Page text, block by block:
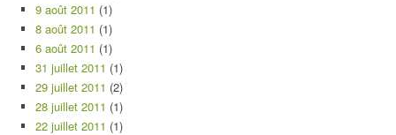
9 août 2011 (1)
8 août 2011 (1)
6 août 2011 (1)
31 juillet 2011 (1)
29 juillet 2011 (2)
28 juillet 2011 (1)
22 juillet 2011 (1)